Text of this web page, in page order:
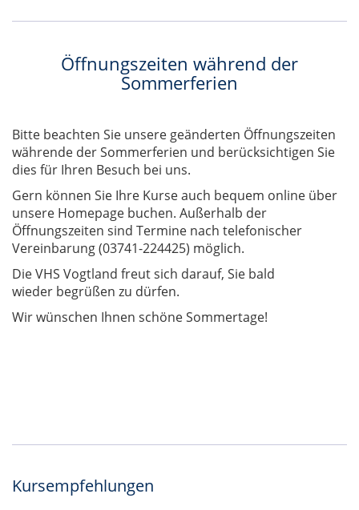
Öffnungszeiten während der
Sommerferien
Bitte beachten Sie unsere geänderten Öffnungszeiten
währende der Sommerferien und berücksichtigen Sie
dies für Ihren Besuch bei uns.
Gern können Sie Ihre Kurse auch bequem online über
unsere Homepage buchen. Außerhalb der
Öffnungszeiten sind Termine nach telefonischer
Vereinbarung (03741-224425) möglich.
Die VHS Vogtland freut sich darauf, Sie bald
wieder begrüßen zu dürfen.
Wir wünschen Ihnen schöne Sommertage!
Kursempfehlungen